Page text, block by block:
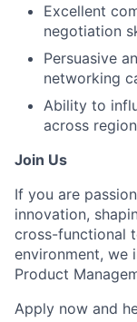
Excellent
negotiation
Persuasive
networking
Ability to
across
Join Us
If you are
innovation,
cross-functional
environment, we
Product
Apply now and